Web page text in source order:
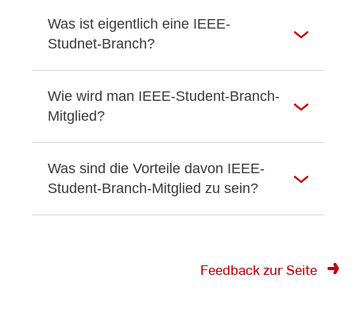
Was ist eigentlich eine IEEE-
Studnet-Branch?
Wie wird man IEEE-Student-Branch-
Mitglied?
Was sind die Vorteile davon IEEE-
Student-Branch-Mitglied zu sein?
Feedback zur Seite